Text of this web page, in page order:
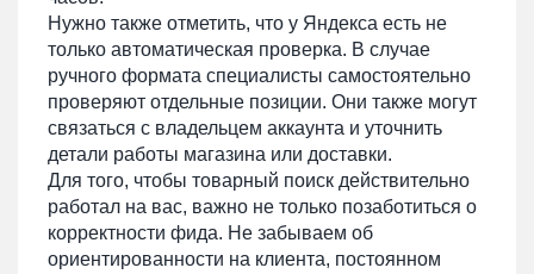
Нужно также отметить, что у Яндекса есть не
только автоматическая проверка. В случае
ручного формата специалисты самостоятельно
проверяют отдельные позиции. Они также могут
связаться с владельцем аккаунта и уточнить
детали работы магазина или доставки.
Для того, чтобы товарный поиск действительно
работал на вас, важно не только позаботиться о
корректности фида. Не забываем об
ориентированности на клиента, постоянном